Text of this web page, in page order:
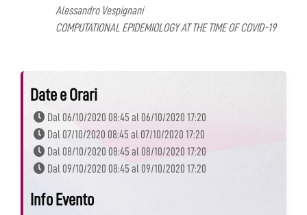
Alessandro Vespignani
COMPUTATIONAL EPIDEMIOLOGY AT THE TIME OF COVID-19
Date e Orari
Dal 06/10/2020 08:45 al 06/10/2020 17:20
Dal 07/10/2020 08:45 al 07/10/2020 17:20
Dal 08/10/2020 08:45 al 08/10/2020 17:20
Dal 09/10/2020 08:45 al 09/10/2020 17:20
Info Evento